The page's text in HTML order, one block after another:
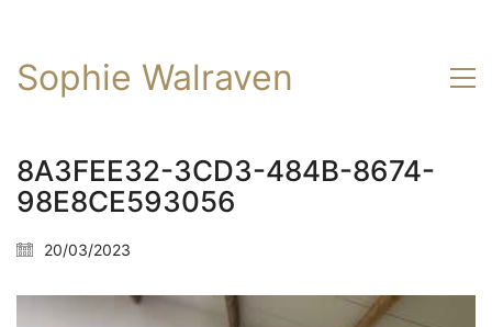
Sophie Walraven
8A3FEE32-3CD3-484B-8674-
98E8CE593056
20/03/2023